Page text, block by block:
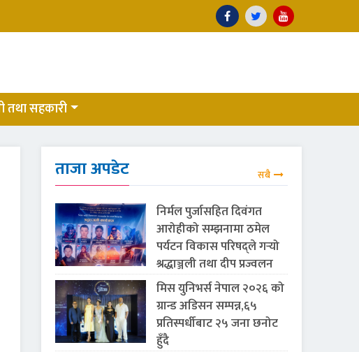
तथा सहकारी
ताजा अपडेट सबै
निर्मल पुर्जासहित दिवंगत
आरोहीको सम्झनामा ठमेल
पर्यटन विकास परिषद्ले गर्‍यो
श्रद्धाञ्जली तथा दीप प्रज्वलन
मिस युनिभर्स नेपाल २०२६ को
ग्रान्ड अडिसन सम्पन्न,६५
प्रतिस्पर्धीबाट २५ जना छनोट
हुँदै